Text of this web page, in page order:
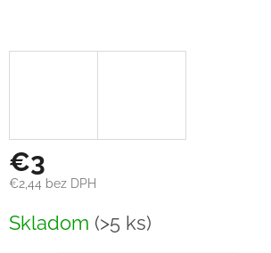
€3
€2,44 bez DPH
cena:
Skladom (>5 ks)